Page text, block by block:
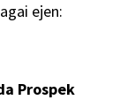
ejen:
Prospek